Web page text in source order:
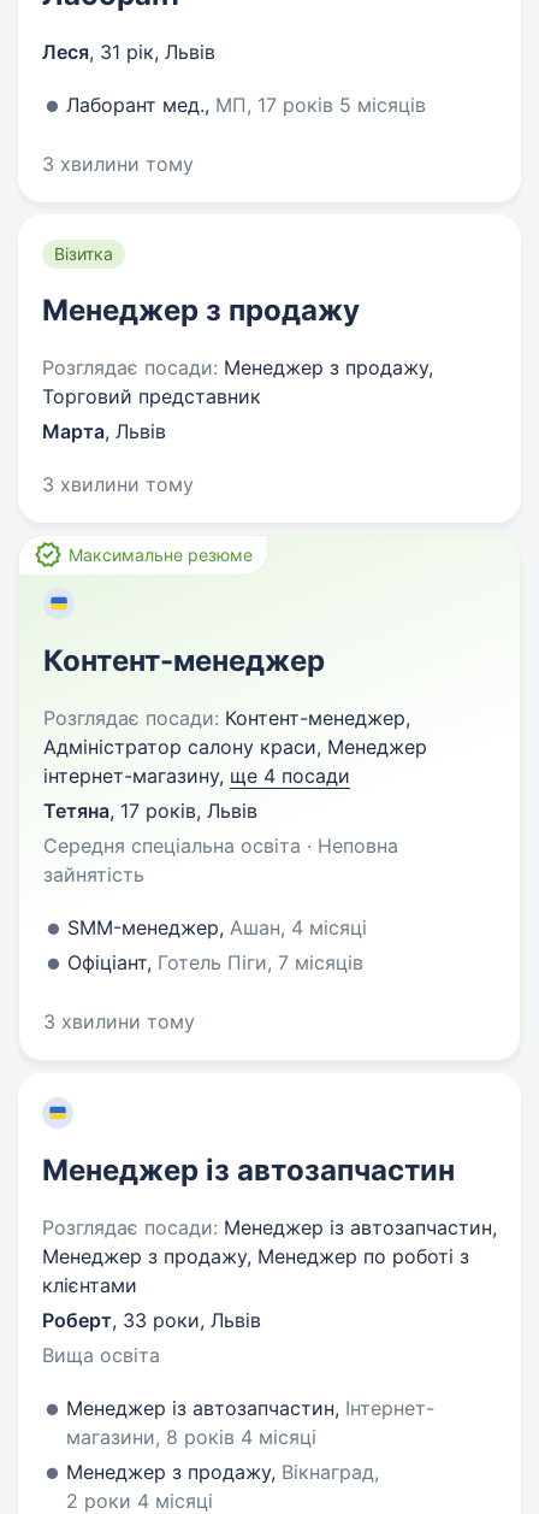
Леся, 31 рік, Львів
Лаборант мед., МП, 17 років 5 місяців
3 хвилини тому
Візитка
Менеджер з продажу
Розглядає посади: Менеджер з продажу,
Торговий представник
Марта, Львів
3 хвилини тому
Максимальне резюме
Контент-менеджер
Розглядає посади: Контент-менеджер,
Адміністратор салону краси, Менеджер
інтернет-магазину, ще 4 посади
Тетяна, 17 років, Львів
Середня спеціальна освіта · Неповна
зайнятість
SMM-менеджер, Ашан, 4 місяці
Офіціант, Готель Піги, 7 місяців
3 хвилини тому
Менеджер із автозапчастин
Розглядає посади: Менеджер із автозапчастин,
Менеджер з продажу, Менеджер по роботі з
клієнтами
Роберт, 33 роки, Львів
Вища освіта
Менеджер із автозапчастин, Інтернет-
магазини, 8 років 4 місяці
Менеджер з продажу, Вікнаград,
2 роки 4 місяці